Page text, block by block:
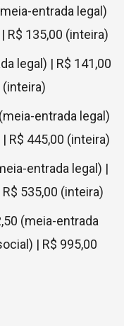
entrada legal)
R$ 135,00 (inteira)
legal) | R$ 141,00
entrada legal)
R$ 445,00 (inteira)
entrada legal) |
535,00 (inteira)
(meia-entrada
| R$ 995,00